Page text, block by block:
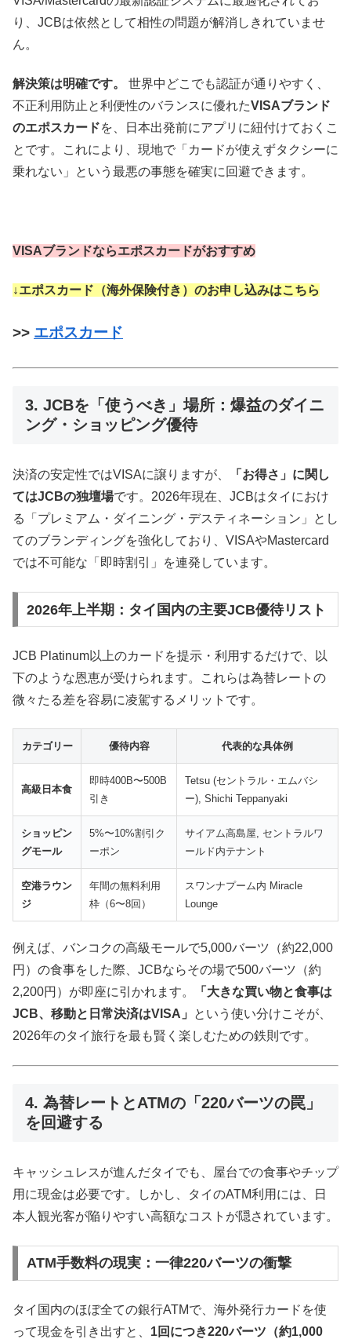
り、JCBは依然として相性の問題が解消しきれていませ
ん。
解決策は明確です。
世界中どこでも認証が通りやすく、
不正利用防止と利便性のバランスに優れたVISAブランド
のエポスカードを、日本出発前にアプリに紐付けておくこ
とです。これにより、現地で「カードが使えずタクシーに
乗れない」という最悪の事態を確実に回避できます。
VISAブランドならエポスカードがおすすめ
↓エポスカード（海外保険付き）のお申し込みはこちら
>> エポスカード
3. JCBを「使うべき」場所：爆益のダイニ
ング・ショッピング優待
決済の安定性ではVISAに譲りますが、
「お得さ」に関し
てはJCBの独壇場です。2026年現在、JCBはタイにおけ
る「プレミアム・ダイニング・デスティネーション」とし
てのブランディングを強化しており、VISAやMastercard
では不可能な「即時割引」を連発しています。
2026年上半期：タイ国内の主要JCB優待リスト
JCB Platinum以上のカードを提示・利用するだけで、以
下のような恩恵が受けられます。これらは為替レートの
微々たる差を容易に凌駕するメリットです。
カテゴリー 優待内容 代表的な具体例
高級日本食
即時400B〜500B
引き
Tetsu (セントラル・エムバシ
ー), Shichi Teppanyaki
ショッピン
グモール
5%〜10%割引ク
ーポン
サイアム高島屋, セントラルワ
ールド内テナント
空港ラウン
ジ
年間の無料利用
枠（6〜8回）
スワンナプーム内 Miracle
Lounge
例えば、バンコクの高級モールで5,000バーツ（約22,000
円）の食事をした際、JCBならその場で500バーツ（約
2,200円）が即座に引かれます。
「大きな買い物と食事は
JCB、移動と日常決済はVISA」
という使い分けこそが、
2026年のタイ旅行を最も賢く楽しむための鉄則です。
4. 為替レートとATMの「220バーツの罠」
を回避する
キャッシュレスが進んだタイでも、屋台での食事やチップ
用に現金は必要です。しかし、タイのATM利用には、日
本人観光客が陥りやすい高額なコストが隠されています。
ATM手数料の現実：一律220バーツの衝撃
タイ国内のほぼ全ての銀行ATMで、海外発行カードを使
って現金を引き出すと、 1回につき220バーツ（約1,000